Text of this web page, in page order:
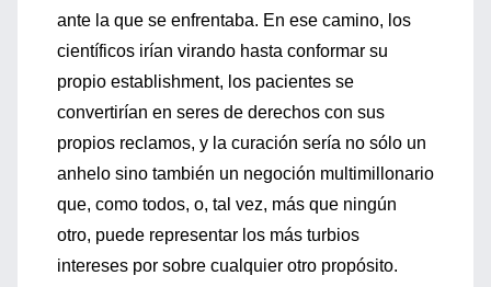
ante la que se enfrentaba. En ese camino, los
científicos irían virando hasta conformar su
propio establishment, los pacientes se
convertirían en seres de derechos con sus
propios reclamos, y la curación sería no sólo un
anhelo sino también un negoción multimillonario
que, como todos, o, tal vez, más que ningún
otro, puede representar los más turbios
intereses por sobre cualquier otro propósito.